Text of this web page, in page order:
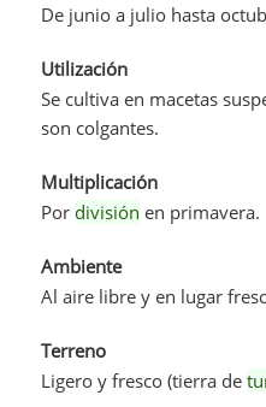
De junio a julio hasta
Utilización
Se cultiva en macetas
son colgantes.
Multiplicación
Por división en primavera.
Ambiente
Al aire libre y en lugar
Terreno
Ligero y fresco (tierra de